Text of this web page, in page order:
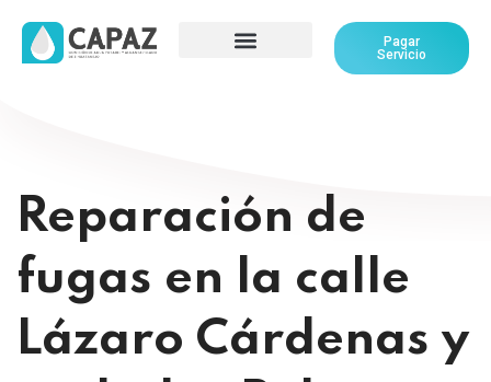
Pagar
Servicio
Reparación de
fugas en la calle
Lázaro Cárdenas y